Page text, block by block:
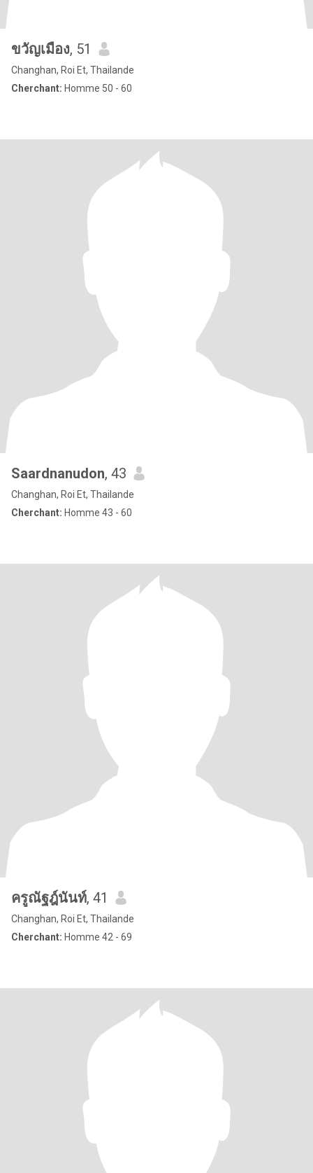
ขวัญเมือง, 51
Changhan, Roi Et, Thailande
Cherchant: Homme 50 - 60
Saardnanudon, 43
Changhan, Roi Et, Thailande
Cherchant: Homme 43 - 60
ครูณัฐฎ์นันท์, 41
Changhan, Roi Et, Thailande
Cherchant: Homme 42 - 69